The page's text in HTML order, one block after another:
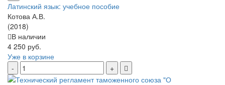
Латинский язык: учебное пособие
Котова А.В.
(2018)
В наличии
4 250 руб.
Уже в корзине